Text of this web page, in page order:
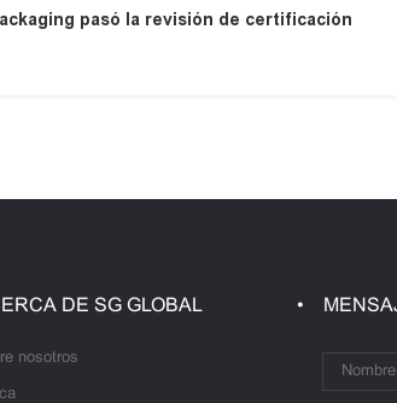
pasó la revisión de certificación
DE SG GLOBAL
nosotros